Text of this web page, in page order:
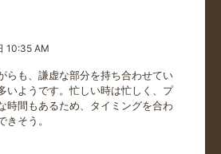
10:35 AM
らも、謙虚な部分を持ち合わせてい
いようです。忙しい時は忙しく、プ
時間もあるため、タイミングを合わ
そう。